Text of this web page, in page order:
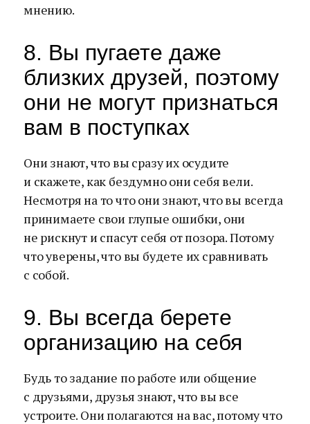
мнению.
8. Вы пугаете даже
близких друзей, поэтому
они не могут признаться
вам в поступках
Они знают, что вы сразу их осудите
и скажете, как бездумно они себя вели.
Несмотря на то что они знают, что вы всегда
принимаете свои глупые ошибки, они
не рискнут и спасут себя от позора. Потому
что уверены, что вы будете их сравнивать
с собой.
9. Вы всегда берете
организацию на себя
Будь то задание по работе или общение
с друзьями, друзья знают, что вы все
устроите. Они полагаются на вас, потому что